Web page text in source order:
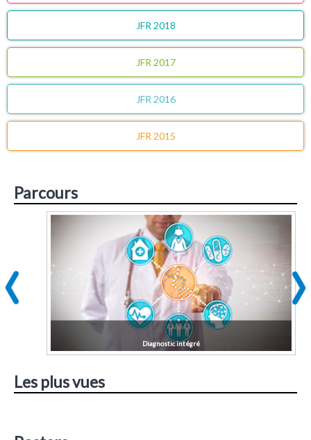
JFR 2018
JFR 2017
JFR 2016
JFR 2015
Parcours
Diagnostic intégré
Les plus vues